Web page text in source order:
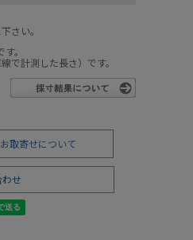
さい。
。
で計測した長さ）です。
お取寄せについて
せ